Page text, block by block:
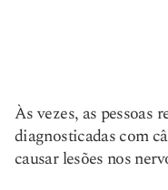
Às vezes, as pessoas
diagnosticadas com
causar lesões nos